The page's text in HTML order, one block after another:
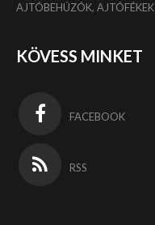
AJTÓBEHÚZÓK, AJTÓFÉKEK
KÖVESS MINKET
FACEBOOK
RSS